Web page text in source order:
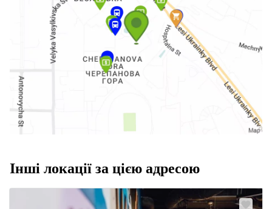
Інші локації за цією адресою